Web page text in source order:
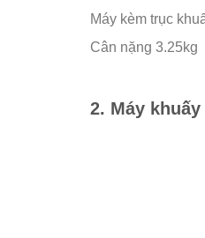
Máy kèm trục
Cân nặng 3.25kg
2. Máy